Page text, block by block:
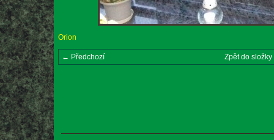
Orion
← Předchozí Zpět do složky